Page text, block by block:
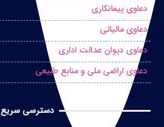
دعاوی پیمانکاری
دعاوی مالیاتی
دعاوی دیوان عدالت اداری
دعاوی اراضی ملی و منابع طبیعی
دسترسی سریع